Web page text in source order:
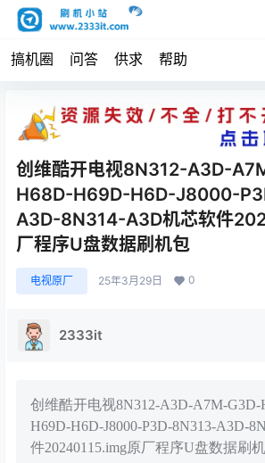
搞机圈 问答 供求 帮助
创维酷开电视8N312-A3D-
H68D-H69D-H6D-J8000-
A3D-8N314-A3D机芯软件
厂程序U盘数据刷机包
电视原厂 25年3月29日 0
2333it
创维酷开电视8N312-A3D-A7M-G3D-
H69D-H6D-J8000-P3D-8N313-A3D-
件20240115.img原厂程序U盘数据刷